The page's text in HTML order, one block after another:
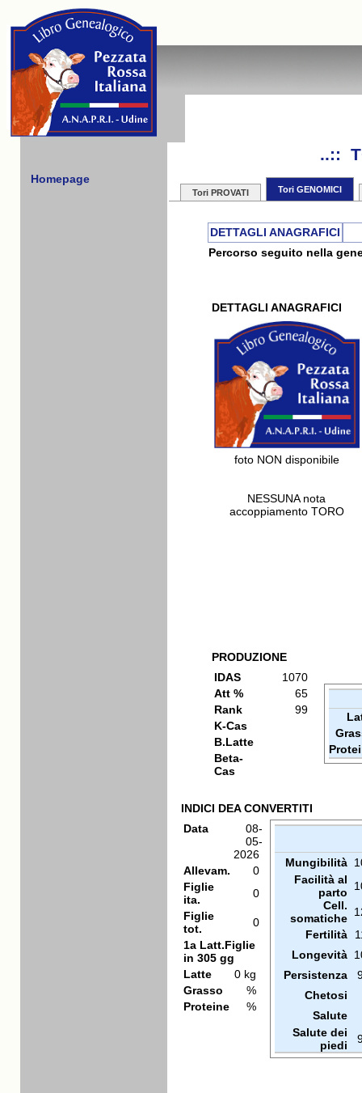
Homepage
..::
Tori PROVATI Tori GENOMICI
DETTAGLI ANAGRAFICI
Percorso seguito nella
DETTAGLI ANAGRAFICI
foto NON disponibile
NESSUNA nota
accoppiamento TORO
PRODUZIONE
IDAS
1070
Att %
65
Rank
99
K-Cas
B.Latte
Beta-
Cas
INDICI DEA CONVERTITI
Data
08-
05-
2026
Allevam.
0
Figlie
ita.
0
Figlie
tot.
0
1a Latt.Figlie
in 305 gg
Latte
0 kg
Grasso
%
Proteine
%
Mungibilità
Facilità al
parto
Cell.
somatiche
Fertilità
Longevità
Persistenza
Chetosi
Salute
Salute dei
piedi